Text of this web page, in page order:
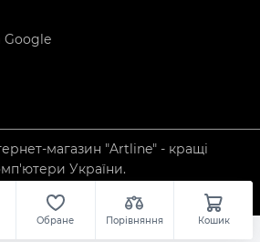
Обране Порівняння Кошик
Google
магазин "Artline" - кращі
України.